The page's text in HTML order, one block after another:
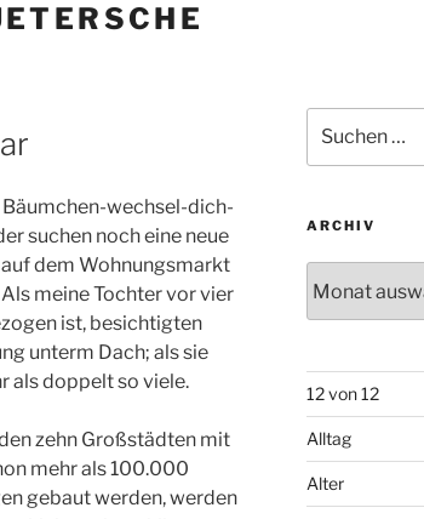
wechsel-dich-
suchen noch eine neue
dem Wohnungsmarkt
meine Tochter vor vier
ist, besichtigten
unterm Dach; als sie
als doppelt so viele.
zehn Großstädten mit
mehr als 100.000
gebaut werden, werden
nach:
ARCHIV
12 von 12
Alltag
Alter